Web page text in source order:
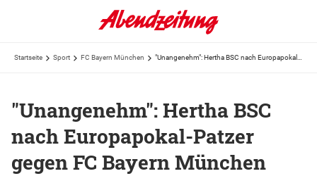
Startseite Sport FC Bayern München
"Unangenehm": Hertha BSC
nach Europapokal-Patzer
gegen FC Bayern München